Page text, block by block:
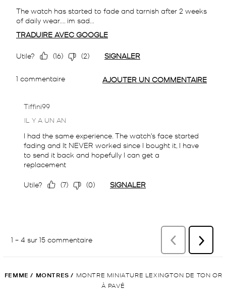
FEMME / MONTRES / MONTRE MINIATURE LEXINGTON DE TON OR
À PAVÉ